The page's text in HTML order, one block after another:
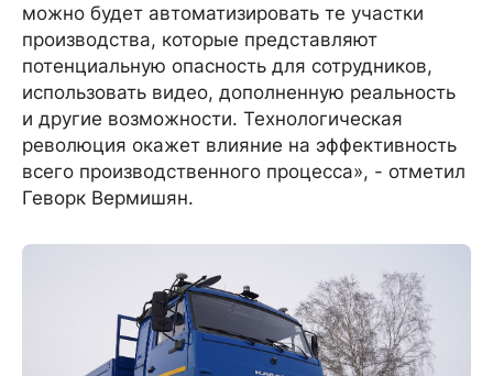
можно будет автоматизировать те участки
производства, которые представляют
потенциальную опасность для сотрудников,
использовать видео, дополненную реальность
и другие возможности. Технологическая
революция окажет влияние на эффективность
всего производственного процесса», - отметил
Геворк Вермишян.